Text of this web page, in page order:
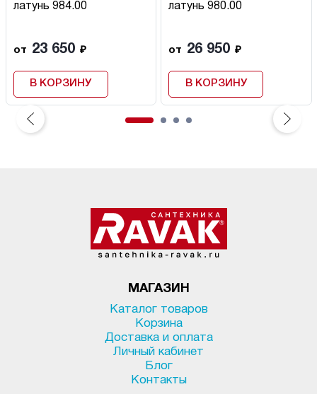
латунь 984.00
от 23 650 ₽
В КОРЗИНУ
латунь 980.00
от 26 950 ₽
В КОРЗИНУ
МАГАЗИН
Каталог товаров
Корзина
Доставка и оплата
Личный кабинет
Блог
Контакты